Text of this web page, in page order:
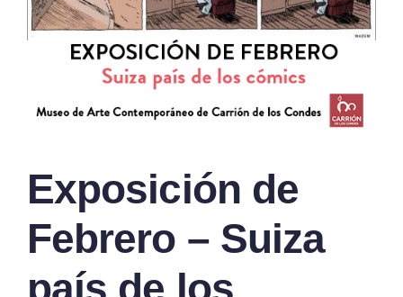
Exposición de
Febrero – Suiza